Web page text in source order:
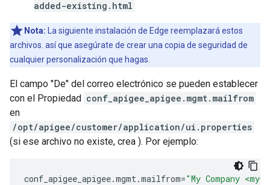
added-existing.html
Nota: La siguiente instalación de Edge reemplazará estos
archivos. así que asegúrate de crear una copia de seguridad de
cualquier personalización que hagas.
El campo "De" del correo electrónico se pueden establecer
con el Propiedad conf_apigee_apigee.mgmt.mailfrom
en
/opt/apigee/customer/application/ui.properties
(si ese archivo no existe, crea ). Por ejemplo:
conf_apigee_apigee.mgmt.mailfrom="My Company